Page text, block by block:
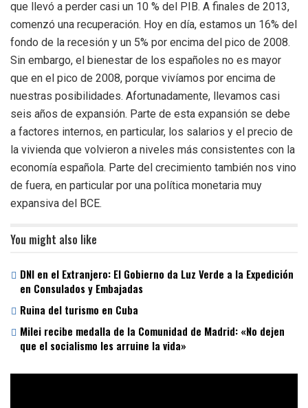
que llevó a perder casi un 10 % del PIB. A finales de 2013,
comenzó una recuperación. Hoy en día, estamos un 16% del
fondo de la recesión y un 5% por encima del pico de 2008.
Sin embargo, el bienestar de los españoles no es mayor
que en el pico de 2008, porque vivíamos por encima de
nuestras posibilidades. Afortunadamente, llevamos casi
seis años de expansión. Parte de esta expansión se debe
a factores internos, en particular, los salarios y el precio de
la vivienda que volvieron a niveles más consistentes con la
economía española. Parte del crecimiento también nos vino
de fuera, en particular por una política monetaria muy
expansiva del BCE.
You might also like
DNI en el Extranjero: El Gobierno da Luz Verde a la Expedición
en Consulados y Embajadas
Ruina del turismo en Cuba
Milei recibe medalla de la Comunidad de Madrid: «No dejen
que el socialismo les arruine la vida»